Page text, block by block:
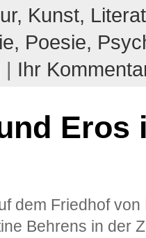
Kunst,
Poesie,
| Ihr
Eros
dem Friedhof von
Behrens in der